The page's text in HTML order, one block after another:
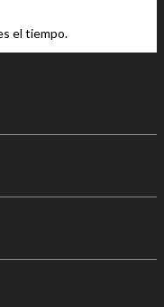
el tiempo.